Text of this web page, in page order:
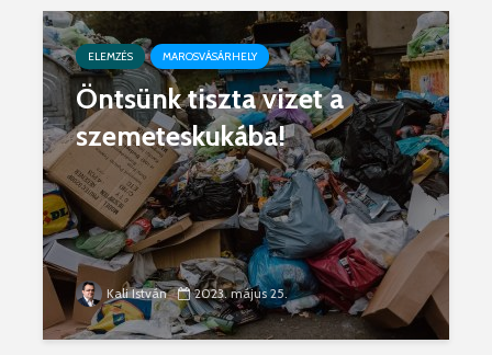
ELEMZÉS MAROSVÁSÁRHELY
Öntsünk tiszta vizet a
szemeteskukába!
Kali István 2023. május 25.